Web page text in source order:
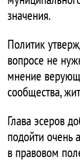
значения.
Политик
вопросе не
мнение
сообщества,
Глава эсеров
подойти очень
в правовом